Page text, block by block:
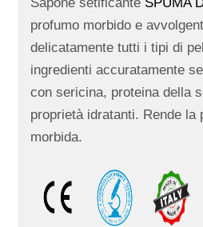
profumo morbido e
delicatamente tutti i tipi di
ingredienti accuratamente
con sericina, proteina della
proprietà idratanti. Rende la
morbida.